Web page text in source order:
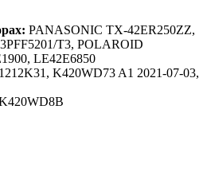
PANASONIC TX-42ER250ZZ,
T3, POLAROID
LE42E6850
K420WD73 A1 2021-07-03,